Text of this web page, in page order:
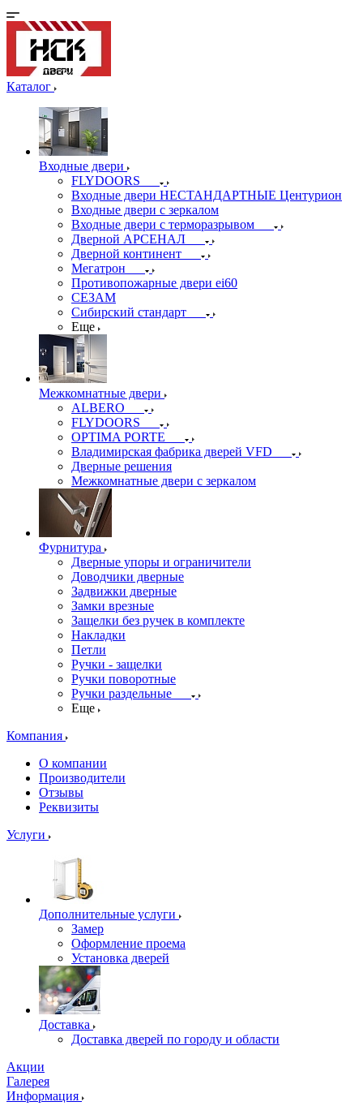
Каталог
Входные двери
FLYDOORS
Входные двери НЕСТАНДАРТНЫЕ Центурион
Входные двери с зеркалом
Входные двери с терморазрывом
Дверной АРСЕНАЛ
Дверной континент
Мегатрон
Противопожарные двери ei60
СЕЗАМ
Сибирский стандарт
Еще
Межкомнатные двери
ALBERO
FLYDOORS
OPTIMA PORTE
Владимирская фабрика дверей VFD
Дверные решения
Межкомнатные двери c зеркалом
Фурнитура
Дверные упоры и ограничители
Доводчики дверные
Задвижки дверные
Замки врезные
Защелки без ручек в комплекте
Накладки
Петли
Ручки - защелки
Ручки поворотные
Ручки раздельные
Еще
Компания
О компании
Производители
Отзывы
Реквизиты
Услуги
Дополнительные услуги
Замер
Оформление проема
Установка дверей
Доставка
Доставка дверей по городу и области
Акции
Галерея
Информация